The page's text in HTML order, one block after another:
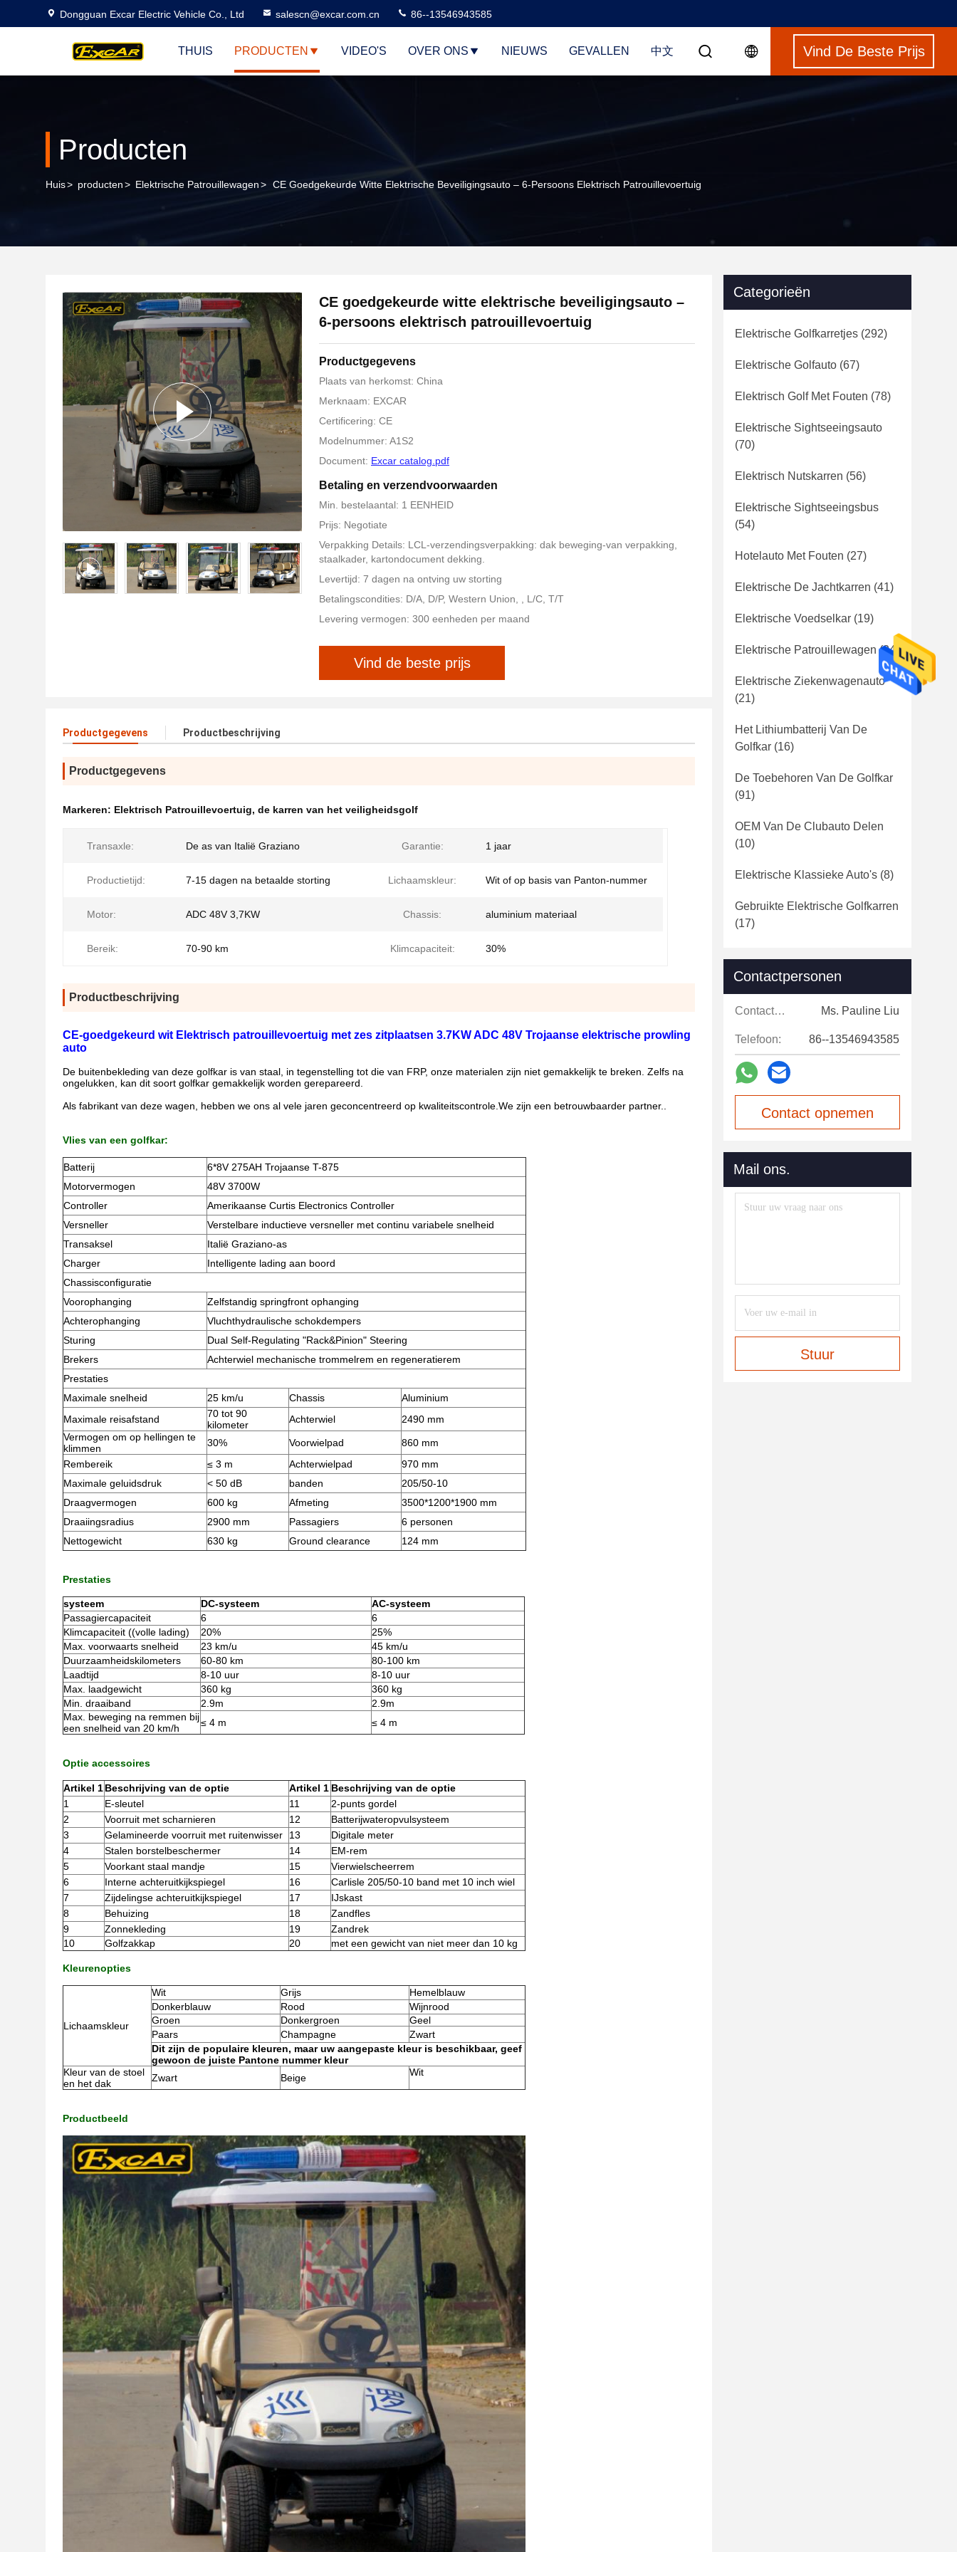
Dongguan Excar Electric Vehicle Co., Ltd salescn@excar.com.cn 86--13546943585
THUIS PRODUCTEN VIDEO'S OVER ONS NIEUWS GEVALLEN 中文 Vind De Beste Prijs
Producten
Huis> producten> Elektrische Patrouillewagen> CE Goedgekeurde Witte Elektrische Beveiligingsauto – 6-Persoons Elektrisch Patrouillevoertuig
CE goedgekeurde witte elektrische beveiligingsauto –
6-persoons elektrisch patrouillevoertuig
Productgegevens
Plaats van herkomst: China
Merknaam: EXCAR
Certificering: CE
Modelnummer: A1S2
Document: Excar catalog.pdf
Betaling en verzendvoorwaarden
Min. bestelaantal: 1 EENHEID
Prijs: Negotiate
Verpakking Details: LCL-verzendingsverpakking: dak beweging-van verpakking,
staalkader, kartondocument dekking.
Levertijd: 7 dagen na ontving uw storting
Betalingscondities: D/A, D/P, Western Union, , L/C, T/T
Levering vermogen: 300 eenheden per maand
Vind de beste prijs
Productgegevens Productbeschrijving
Productgegevens
Markeren: Elektrisch Patrouillevoertuig, de karren van het veiligheidsgolf
Transaxle: De as van Italië Graziano Garantie: 1 jaar
Productietijd: 7-15 dagen na betaalde storting Lichaamskleur: Wit of op basis van Panton-nummer
Motor: ADC 48V 3,7KW Chassis: aluminium materiaal
Bereik: 70-90 km Klimcapaciteit: 30%
Productbeschrijving
CE-goedgekeurd wit Elektrisch patrouillevoertuig met zes zitplaatsen 3.7KW ADC 48V Trojaanse elektrische prowling
auto
De buitenbekleding van deze golfkar is van staal, in tegenstelling tot die van FRP, onze materialen zijn niet gemakkelijk te breken. Zelfs na
ongelukken, kan dit soort golfkar gemakkelijk worden gerepareerd.
Als fabrikant van deze wagen, hebben we ons al vele jaren geconcentreerd op kwaliteitscontrole.We zijn een betrouwbaarder partner..
Vlies van een golfkar:
Batterij
6*8V 275AH Trojaanse T-875
Motorvermogen
48V 3700W
Controller
Amerikaanse Curtis Electronics Controller
Versneller
Verstelbare inductieve versneller met continu variabele snelheid
Transaksel
Italië Graziano-as
Charger
Intelligente lading aan boord
Chassisconfiguratie
Voorophanging
Zelfstandig springfront ophanging
Achterophanging
Vluchthydraulische schokdempers
Sturing
Dual Self-Regulating "Rack&Pinion" Steering
Brekers
Achterwiel mechanische trommelrem en regeneratierem
Prestaties
Maximale snelheid
25 km/u Chassis
Aluminium
Maximale reisafstand
70 tot 90
kilometer
Achterwiel
2490 mm
Vermogen om op hellingen te
klimmen
30% Voorwielpad
860 mm
Rembereik
≤ 3 m Achterwielpad
970 mm
Maximale geluidsdruk
< 50 dB banden
205/50-10
Draagvermogen
600 kg Afmeting
3500*1200*1900 mm
Draaiingsradius
2900 mm Passagiers
6 personen
Nettogewicht
630 kg Ground clearance 124 mm
Prestaties
systeem DC-systeem
AC-systeem
Passagiercapaciteit
6
6
Klimcapaciteit ((volle lading)
20%
25%
Max. voorwaarts snelheid
23 km/u
45 km/u
Duurzaamheidskilometers
60-80 km
80-100 km
Laadtijd
8-10 uur
8-10 uur
Max. laadgewicht
360 kg
360 kg
Min. draaiband
2.9m
2.9m
Max. beweging na remmen bij
een snelheid van 20 km/h
≤ 4 m ≤ 4 m
Optie accessoires
Artikel 1Beschrijving van de optie Artikel 1 Beschrijving van de optie
1
E-sleutel 11
2-punts gordel
2
Voorruit met scharnieren 12
Batterijwateropvulsysteem
3
Gelamineerde voorruit met ruitenwisser 13
Digitale meter
4
Stalen borstelbeschermer 14
EM-rem
5
Voorkant staal mandje 15
Vierwielscheerrem
6
Interne achteruitkijkspiegel 16
Carlisle 205/50-10 band met 10 inch wiel
7
Zijdelingse achteruitkijkspiegel 17
IJskast
8
Behuizing 18
Zandfles
9
Zonnekleding 19
Zandrek
10
Golfzakkap 20 met een gewicht van niet meer dan 10 kg
Kleurenopties
Lichaamskleur
Wit Grijs
Hemelblauw
Donkerblauw
Rood
Wijnrood
Groen
Donkergroen
Geel
Paars
Champagne
Zwart
Dit zijn de populaire kleuren, maar uw aangepaste kleur is beschikbaar, geef
gewoon de juiste Pantone nummer kleur
Kleur van de stoel
en het dak
Zwart Beige Wit
Productbeeld
Categorieën
Elektrische Golfkarretjes (292)
Elektrische Golfauto (67)
Elektrisch Golf Met Fouten (78)
Elektrische Sightseeingsauto
(70)
Elektrisch Nutskarren (56)
Elektrische Sightseeingsbus
(54)
Hotelauto Met Fouten (27)
Elektrische De Jachtkarren (41)
Elektrische Voedselkar (19)
Elektrische Patrouillewagen (24)
Elektrische Ziekenwagenauto
(21)
Het Lithiumbatterij Van De
Golfkar (16)
De Toebehoren Van De Golfkar
(91)
OEM Van De Clubauto Delen
(10)
Elektrische Klassieke Auto's (8)
Gebruikte Elektrische Golfkarren
(17)
Contactpersonen
Contactpersonen: Ms. Pauline Liu
Telefoon: 86--13546943585
Contact opnemen
Mail ons.
Stuur